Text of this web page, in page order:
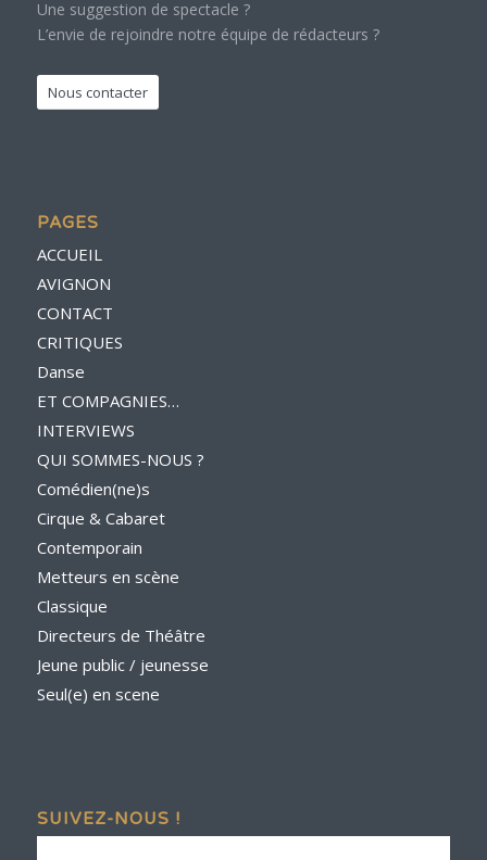
Une suggestion de spectacle ?
L’envie de rejoindre notre équipe de rédacteurs ?
Nous contacter
PAGES
ACCUEIL
AVIGNON
CONTACT
CRITIQUES
Danse
ET COMPAGNIES…
INTERVIEWS
QUI SOMMES-NOUS ?
Comédien(ne)s
Cirque & Cabaret
Contemporain
Metteurs en scène
Classique
Directeurs de Théâtre
Jeune public / jeunesse
Seul(e) en scene
SUIVEZ-NOUS !